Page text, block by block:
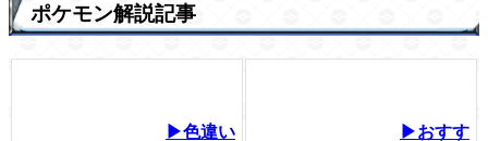
ポケモン解説記事
▶色違い
▶おすす